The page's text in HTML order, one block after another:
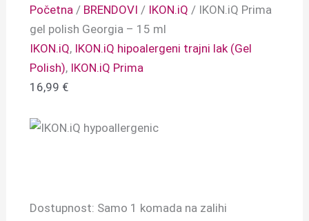
Početna / BRENDOVI / IKON.iQ / IKON.iQ Prima
gel polish Georgia – 15 ml
IKON.iQ, IKON.iQ hipoalergeni trajni lak (Gel
Polish), IKON.iQ Prima
16,99 €
Dostupnost: Samo 1 komada na zalihi